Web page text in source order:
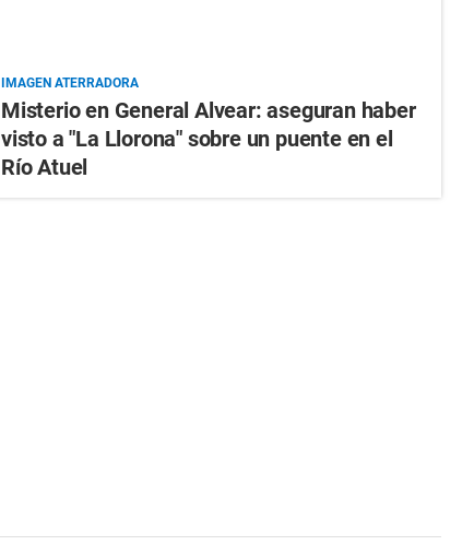
IMAGEN ATERRADORA
Misterio en General Alvear: aseguran haber
visto a "La Llorona" sobre un puente en el
Río Atuel